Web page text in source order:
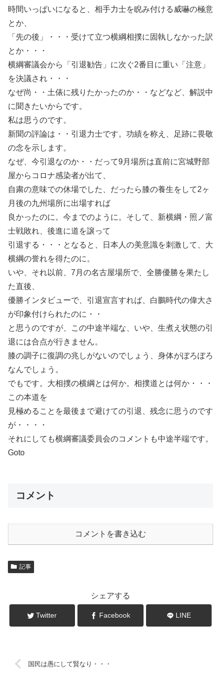
時間いっぱいになると、相手力士を睨み付ける威嚇の極意
とか、
「先の後」・・・受けて立つ横綱相撲に固執しなかった訳
とか・・・
横綱審議会から「引退勧告」に次ぐ2番目に重い「注意」
を決議され・・・
なぜ尚・・土俵に残りたかったのか・・などなど、解説中
に聞きたいからです。
私は思うのです。
新聞の評論は・・引退力士です。功績を称え、足跡に畏敬
の念を示します。
なぜ、今引退なのか・・だって9月場所は直前に宮城野部
屋からコロナ感染者が出て、
自粛の意味での休場でした、だったら膝の養生をして2ヶ
月後の九州場所に出場すれば
良かったのに。今までのように。そして、新横綱・照ノ富
士戦敗れ、後進に道を譲って
引退する・・・となると、日本人の美意識を刺激して、大
横綱の誉れを得たのに。
いや、それ以前、7月の名古屋場所で、全勝優勝を果たし
た直後、
優勝インタビューで、引退宣言すれば、白鵬時代の偉大さ
が印象付けられたのに・・
と思うのですが、この中途半端な、いや、生煮え状態の引
退には合点が行きません。
膝の調子に復調の兆しがないのでしょう、身体がぼろぼろ
なんでしょう。
でもです。大相撲の横綱とは何か。相撲道とは何か・・・
この本道を
見極めることを最後まで避けての引退、残念に思うのです
が・・・・
それにしても横綱審議委員会のコメントも中途半端です。
Goto
コメント
コメントを書き込む
記事
シェアする
Twitter Facebook LINE
国民は愚にして賢なり・・・